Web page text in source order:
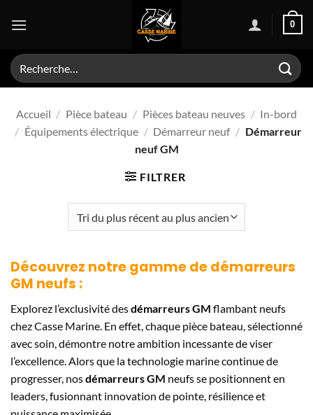
0
Recherche
pour :
Accueil / Pièce bateau / Pièces bateau neuves / In-bord
/ Équipements électrique / Démarreur neuf / Démarreur
neuf GM
FILTRER
Découvrez notre gamme dedémarreurs
GM neufs :
Explorez l’exclusivité desdémarreurs GM flambant neufs
chez Casse Marine. En effet, chaque pièce bateau, sélectionné
avec soin, démontre notre ambition incessante de viser
l’excellence. Alors que la technologie marine continue de
progresser, nosdémarreurs GM neufs se positionnent en
leaders, fusionnant innovation de pointe, résilience et